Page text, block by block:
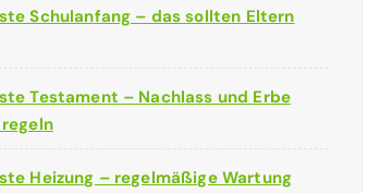
Schulanfang – das sollten Eltern
Testament – Nachlass und Erbe
Heizung – regelmäßige Wartung